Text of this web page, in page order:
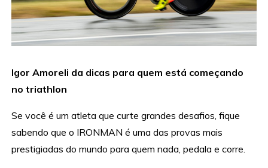
Igor Amoreli da dicas para quem está começando
no triathlon
Se você é um atleta que curte grandes desafios, fique
sabendo que o IRONMAN é uma das provas mais
prestigiadas do mundo para quem nada, pedala e corre.